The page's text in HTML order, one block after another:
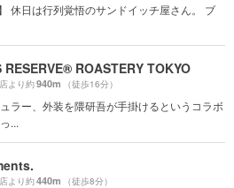
休日は行列覚悟のサンドイッチ屋さん。 ブ
RESERVE® ROASTERY TOKYO
より約940m （徒歩16分）
ラー、外装を隈研吾が手掛けるというコラボ
...
より約440m （徒歩8分）